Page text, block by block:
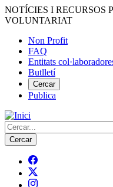
Vés
al
NOTÍCIES I RECURSOS
VOLUNTARIAT
Menú
del
compte
d'usuari
Non Profit
FAQ
Entitats
Butlletí
Cercar
Publica
Cerca